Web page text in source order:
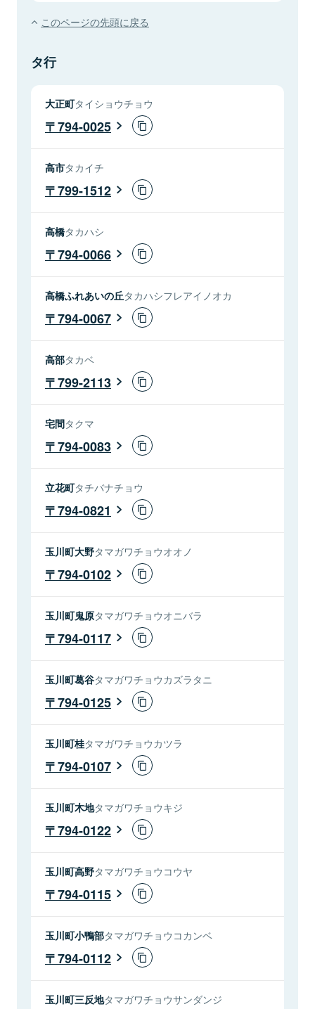
このページの先頭に戻る
タ行
大正町タイショウチョウ
794-0025
高市タカイチ
799-1512
高橋タカハシ
794-0066
高橋ふれあいの丘タカハシフレアイノオカ
794-0067
高部タカベ
799-2113
宅間タクマ
794-0083
立花町タチバナチョウ
794-0821
玉川町大野タマガワチョウオオノ
794-0102
玉川町鬼原タマガワチョウオニバラ
794-0117
玉川町葛谷タマガワチョウカズラタニ
794-0125
玉川町桂タマガワチョウカツラ
794-0107
玉川町木地タマガワチョウキジ
794-0122
玉川町高野タマガワチョウコウヤ
794-0115
玉川町小鴨部タマガワチョウコカンベ
794-0112
玉川町三反地タマガワチョウサンダンジ